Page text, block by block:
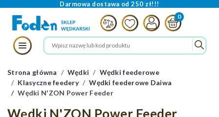
Darmowa dostawa od 250 zł!!!
Strona główna Wędki
Wędki feederowe
Klasyczne feedery
Wędki feederowe Daiwa
Wędki N'ZON Power Feeder
Wędki N'ZON Power Feeder